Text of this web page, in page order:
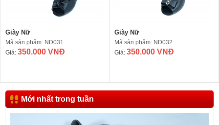
Giày Nữ
Mã sản phẩm: ND031
Giá: 350.000 VNĐ
Giày Nữ
Mã sản phẩm: ND032
Giá: 350.000 VNĐ
Mới nhất trong tuần